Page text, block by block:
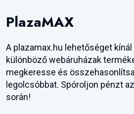
PlazaMAX
A plazamax.hu lehetőséget kínál
különböző webáruházak
megkeresse és
legolcsóbbat. Spóroljon pénzt
során!